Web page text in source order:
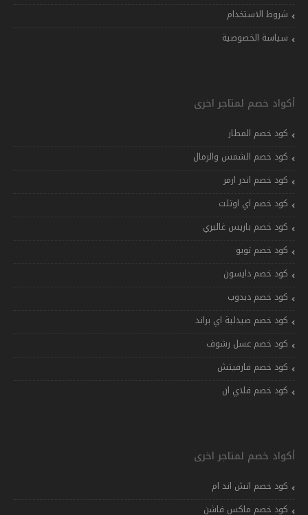
شروط الاستخدام
سياسة الخصوصية
أكواد خصم لمتاجر اخرى
كود خصم المطار
كود خصم الشمس والرمال
كود خصم اندر ارمر
كود خصم اي اوتلت
كود خصم باريس غاليري
كود خصم تويو
كود خصم دايسون
كود خصم دبدوب
كود خصم صيدلية اي براند
كود خصم عسل رشوف
كود خصم فارفيتش
كود خصم فلاي ان
أكواد خصم لمتاجر اخرى
كود خصم اتش اند ام
كود خصم ماكس فاشن